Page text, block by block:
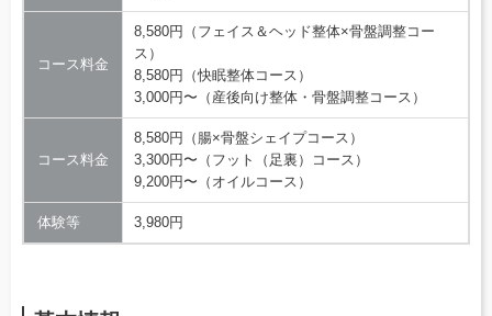
コース料金
8,580円（フェイス＆ヘッド整体×骨盤調整コー
ス）
8,580円（快眠整体コース）
3,000円〜（産後向け整体・骨盤調整コース）
コース料金
8,580円（腸×骨盤シェイプコース）
3,300円〜（フット（足裏）コース）
9,200円〜（オイルコース）
体験等 3,980円